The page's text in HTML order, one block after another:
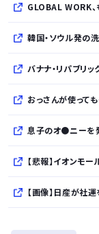
GLOBAL WORK、もも
韓国・ソウル発の洗練されたブラ
バナナ・リパブリ
おっさんが使って
息子のオ●ニーを
【悲報】イオンモ
【画像】日産が社運